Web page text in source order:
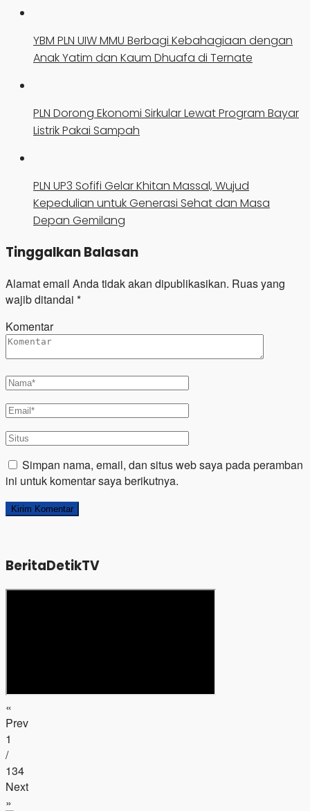
YBM PLN UIW MMU Berbagi Kebahagiaan dengan
Anak Yatim dan Kaum Dhuafa di Ternate
PLN Dorong Ekonomi Sirkular Lewat Program Bayar
Listrik Pakai Sampah
PLN UP3 Sofifi Gelar Khitan Massal, Wujud
Kepedulian untuk Generasi Sehat dan Masa
Depan Gemilang
Tinggalkan Balasan
Alamat email Anda tidak akan dipublikasikan. Ruas yang
wajib ditandai *
Komentar
Simpan nama, email, dan situs web saya pada peramban
ini untuk komentar saya berikutnya.
BeritaDetikTV
«
Prev
1
/
134
Next
»